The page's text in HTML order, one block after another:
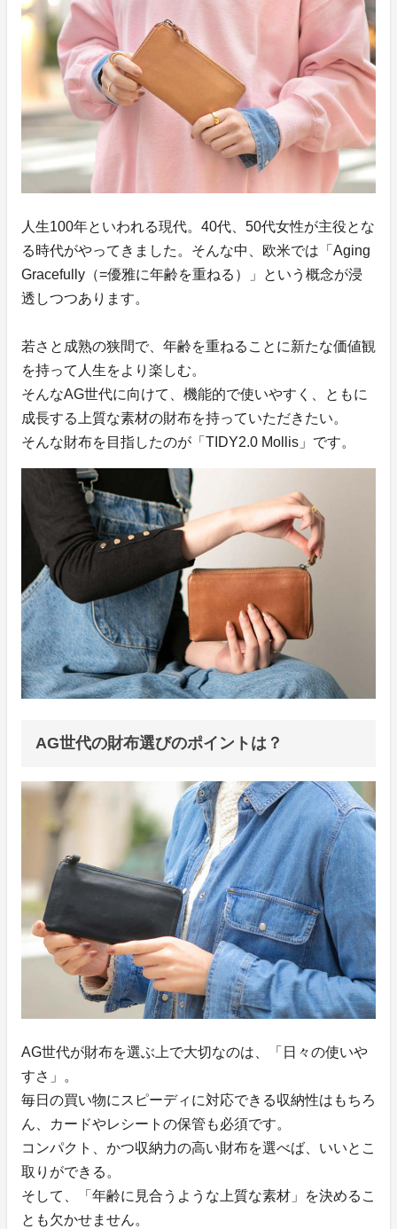
人生100年といわれる現代。40代、50代女性が主役とな
る時代がやってきました。そんな中、欧米では「Aging
Gracefully（=優雅に年齢を重ねる）」という概念が浸
透しつつあります。
若さと成熟の狭間で、年齢を重ねることに新たな価値観
を持って人生をより楽しむ。
そんなAG世代に向けて、機能的で使いやすく、ともに
成長する上質な素材の財布を持っていただきたい。
そんな財布を目指したのが「TIDY2.0 Mollis」です。
AG世代の財布選びのポイントは？
AG世代が財布を選ぶ上で大切なのは、「日々の使いや
すさ」。
毎日の買い物にスピーディに対応できる収納性はもちろ
ん、カードやレシートの保管も必須です。
コンパクト、かつ収納力の高い財布を選べば、いいとこ
取りができる。
そして、「年齢に見合うような上質な素材」を決めるこ
とも欠かせません。